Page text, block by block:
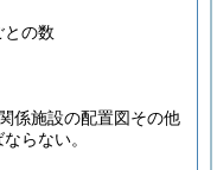
の数
係施設の配置図その他
らない。